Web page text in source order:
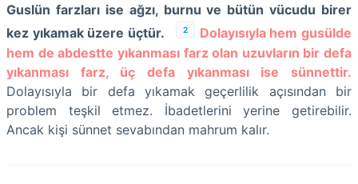
Guslün farzları ise ağzı, burnu ve bütün vücudu birer
kez yıkamak üzere üçtür.
2
Dolayısıyla hem gusülde
hem de abdestte yıkanması farz olan uzuvların bir defa
yıkanması farz, üç defa yıkanması ise sünnettir.
Dolayısıyla bir defa yıkamak geçerlilik açısından bir
problem teşkil etmez. İbadetlerini yerine getirebilir.
Ancak kişi sünnet sevabından mahrum kalır.